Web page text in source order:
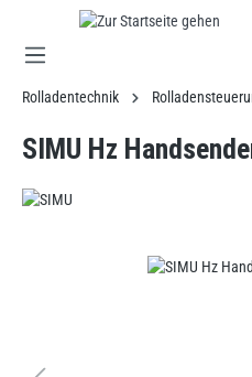
springen
Rolladentechnik
SIMU Hz
Bildergalerie überspringen